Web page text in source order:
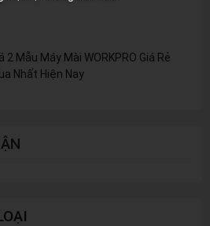
2 Mẫu Máy Mài WORKPRO Giá Rẻ
Nhất Hiện Nay